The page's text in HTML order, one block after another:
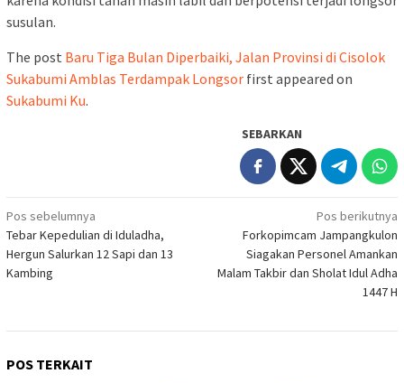
susulan.
The post Baru Tiga Bulan Diperbaiki, Jalan Provinsi di Cisolok
Sukabumi Amblas Terdampak Longsor first appeared on
Sukabumi Ku.
SEBARKAN
Navigasi
pos
Pos sebelumnya
Tebar Kepedulian di Iduladha,
Hergun Salurkan 12 Sapi dan 13
Kambing
Pos berikutnya
Forkopimcam Jampangkulon
Siagakan Personel Amankan
Malam Takbir dan Sholat Idul Adha
1447 H
POS TERKAIT